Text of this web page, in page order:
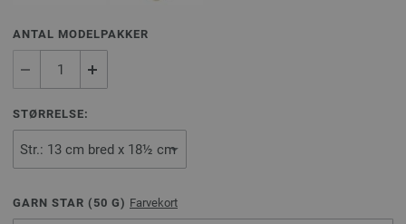
ANTAL MODELPAKKER
STØRRELSE:
GARN STAR ( 50 G) Farvekort